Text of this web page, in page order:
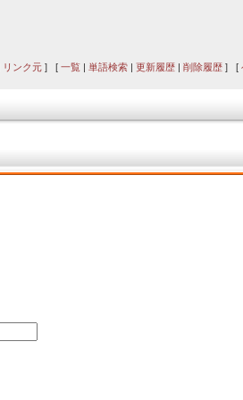
リンク元 ] [ 一覧 | 単語検索 | 更新履歴 | 削除履歴 ] [